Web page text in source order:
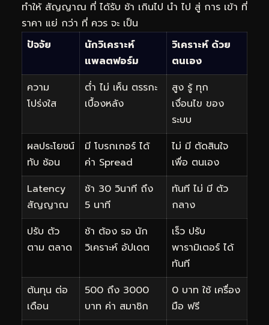
ทำให้ สัญญาณ ที่ ได้รับ ช้า เกินไป นำ ไป สู่ การ เข้า ที่
ราคา แย่ กว่า ที่ ควร จะ เป็น
ปัจจัย
นักวิเคราะห์
แพลตฟอร์ม
วิเคราะห์ ด้วย
ตนเอง
ความ
โปร่งใส
ต่ำ ไม่ เห็น ตรรกะ
เบื้องหลัง
สูง รู้ ทุก
เงื่อนไข ของ
ระบบ
ผลประโยชน์
ทับ ซ้อน
มี โบรกเกอร์ ได้
ค่า Spread
ไม่ มี ตัดสินใจ
เพื่อ ตนเอง
Latency
สัญญาณ
ช้า 30 วินาที ถึง
5 นาที
ทันที ไม่ มี ตัว
กลาง
ปรับ ตัว
ตาม ตลาด
ช้า ต้อง รอ นัก
วิเคราะห์ อัปเดต
เร็ว ปรับ
พารามิเตอร์ ได้
ทันที
ต้นทุน ต่อ
เดือน
500 ถึง 3000
บาท ค่า สมาชิก
0 บาท ใช้ เครื่อง
มือ ฟรี